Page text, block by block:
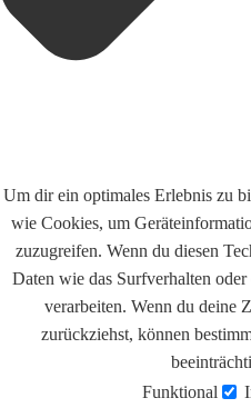
Um dir ein optimales Erlebnis zu
wie Cookies, um
zuzugreifen. Wenn du diesen
Daten wie das Surfverhalten
verarbeiten. Wenn du deine
zurückziehst, können
Funktional